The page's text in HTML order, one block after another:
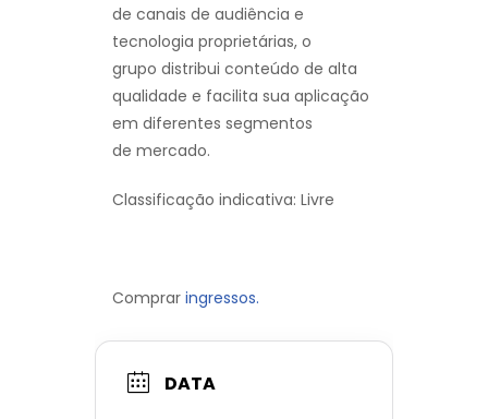
de canais de audiência e
tecnologia proprietárias, o
grupo distribui conteúdo de alta
qualidade e facilita sua aplicação
em diferentes segmentos
de mercado.
Classificação indicativa: Livre
Comprar ingressos.
DATA